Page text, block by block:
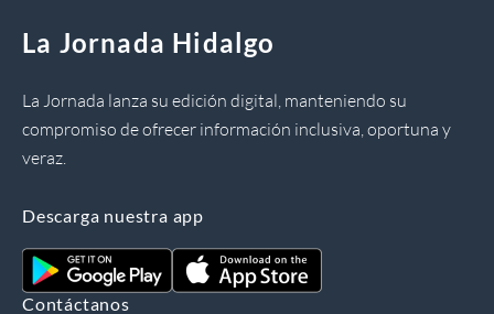
La Jornada Hidalgo
La Jornada lanza su edición digital, manteniendo su
compromiso de ofrecer información inclusiva, oportuna y
veraz.
Descarga nuestra app
Contáctanos